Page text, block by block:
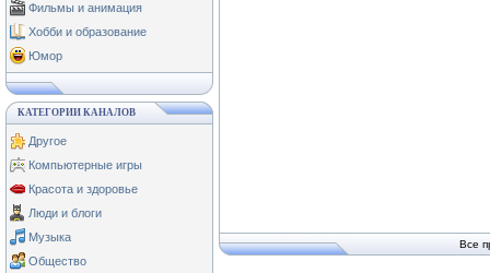
Фильмы и анимация
Хобби и образование
Юмор
КАТЕГОРИИ КАНАЛОВ
Другое
Компьютерные игры
Красота и здоровье
Люди и блоги
Музыка
Общество
Все